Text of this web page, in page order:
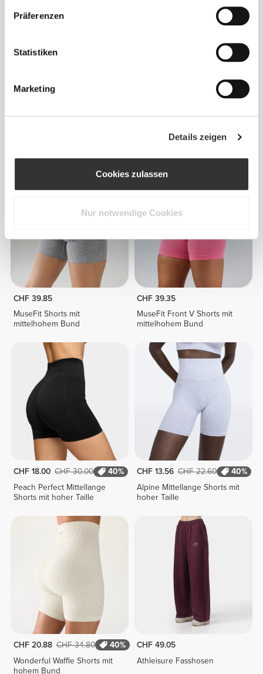
Präferenzen
Statistiken
Marketing
Details zeigen
Cookies zulassen
Nur notwendige Cookies
Peach Perfect FX Cotton
normaler Taille
CHF 39.85
MuseFit Shorts mit
mittelhohem Bund
CHF 39.35
MuseFit Front V Shorts mit
mittelhohem Bund
CHF 18.00 CHF 30.00
40%
Peach Perfect Mittellange
Shorts mit hoher Taille
CHF 13.56 CHF 22.60
40%
Alpine Mittellange Shorts mit
hoher Taille
CHF 20.88 CHF 34.80
40%
Wonderful Waffle Shorts mit
hohem Bund
CHF 49.05
Athleisure Fasshosen